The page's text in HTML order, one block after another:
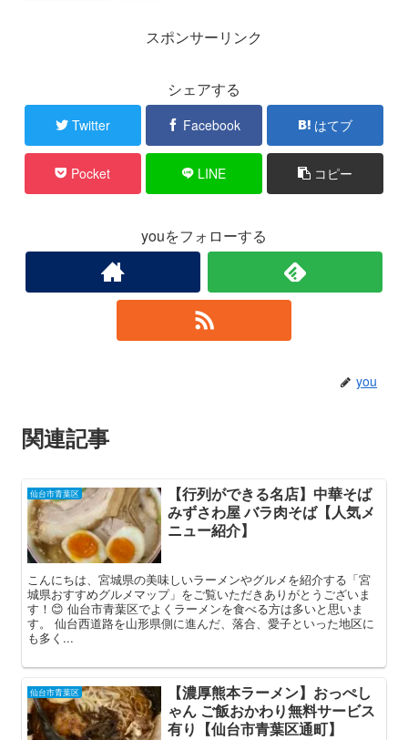
スポンサーリンク
シェアする
Twitter Facebook はてブ
Pocket LINE コピー
youをフォローする
you
関連記事
仙台市青葉区
【行列ができる名店】中華そば
みずさわ屋 バラ肉そば【人気メ
ニュー紹介】
こんにちは、宮城県の美味しいラーメンやグルメを紹介する「宮
城県おすすめグルメマップ」をご覧いただきありがとうございま
す！😊 仙台市青葉区でよくラーメンを食べる方は多いと思いま
す。 仙台西道路を山形県側に進んだ、落合、愛子といった地区に
も多く...
仙台市青葉区
【濃厚熊本ラーメン】おっぺし
ゃん ご飯おかわり無料サービス
有り【仙台市青葉区通町】